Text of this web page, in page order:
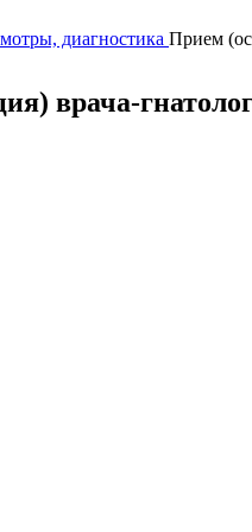
диагностика Прием
врача-